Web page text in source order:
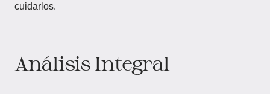
cuidarlos.
Análisis Integral